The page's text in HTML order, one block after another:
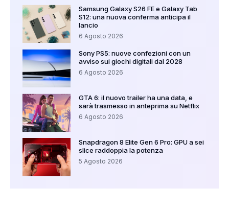
Samsung Galaxy S26 FE e Galaxy Tab
S12: una nuova conferma anticipa il
lancio
6 Agosto 2026
Sony PS5: nuove confezioni con un
avviso sui giochi digitali dal 2028
6 Agosto 2026
GTA 6: il nuovo trailer ha una data, e
sarà trasmesso in anteprima su Netflix
6 Agosto 2026
Snapdragon 8 Elite Gen 6 Pro: GPU a sei
slice raddoppia la potenza
5 Agosto 2026